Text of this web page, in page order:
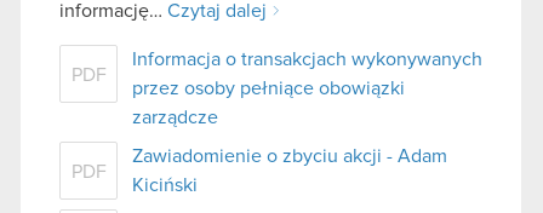
informację… Czytaj dalej
PDF
Informacja o transakcjach wykonywanych
przez osoby pełniące obowiązki
zarządcze
PDF
Zawiadomienie o zbyciu akcji - Adam
Kiciński